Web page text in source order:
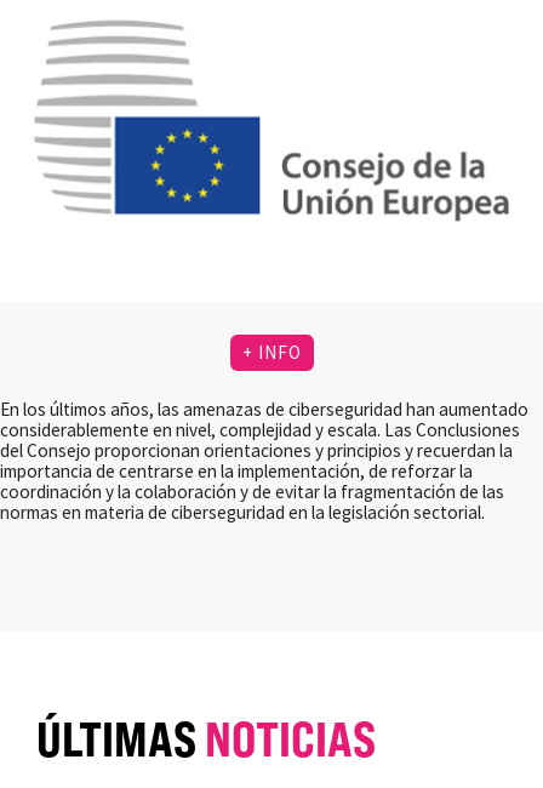
En los últimos años, las amenazas de ciberseguridad han aumentado
considerablemente en nivel, complejidad y escala. Las Conclusiones
del Consejo proporcionan orientaciones y principios y recuerdan la
importancia de centrarse en la implementación, de reforzar la
coordinación y la colaboración y de evitar la fragmentación de las
normas en materia de ciberseguridad en la legislación sectorial.
+ INFO
ÚLTIMAS NOTICIAS